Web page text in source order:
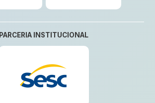
PARCERIA INSTITUCIONAL